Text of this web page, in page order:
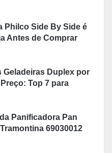
Philco Side By Side é
Antes de Comprar
Geladeiras Duplex por
Top 7 para
Panificadora Pan
69030012